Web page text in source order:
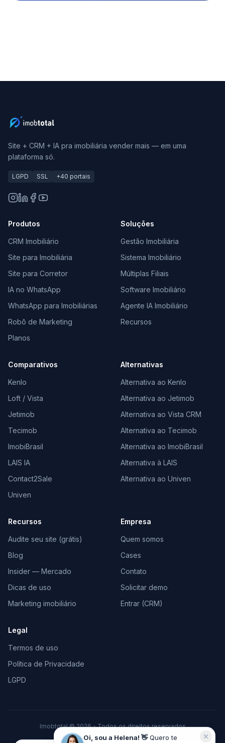
Site + CRM + IA pra imobiliária vender mais — em uma
plataforma só.
LGPD SSL +40 portais
Produtos
CRM Imobiliário
Site para Imobiliária
Site para Corretor
IA no WhatsApp
WhatsApp para Imobiliárias
Robô de Marketing
Planos
Soluções
Gestão Imobiliária
Sistema Imobiliário
Múltiplas Filiais
Software Imobiliário
Agente IA Imobiliário
Recursos
Comparativos
Kenlo
Loft / Vista
Jetimob
Tecimob
ImobiBrasil
LAIS IA
Contact2Sale
Univen
Alternativas
Alternativa ao Kenlo
Alternativa ao Jetimob
Alternativa ao Vista CRM
Alternativa ao Tecimob
Alternativa ao ImobiBrasil
Alternativa à LAIS
Alternativa ao Univen
Recursos
Audite seu site (grátis)
Blog
Insider — Mercado
Dicas de uso
Marketing imobiliário
Empresa
Quem somos
Cases
Contato
Solicitar demo
Entrar (CRM)
Legal
Termos de uso
Política de Privacidade
LGPD
Imobtotal © 2026 - Todos os direitos reservados
Feito com♥para o mercado imobiliário
Oi, sou a Helena! 👋Quero te